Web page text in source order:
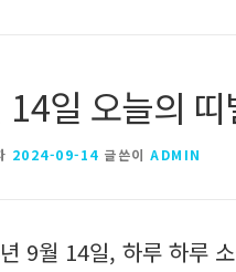
14일 오늘의 띠
2024-09-14 글쓴이 ADMIN
9월 14일, 하루 하루